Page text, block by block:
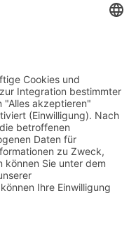
Massageöl